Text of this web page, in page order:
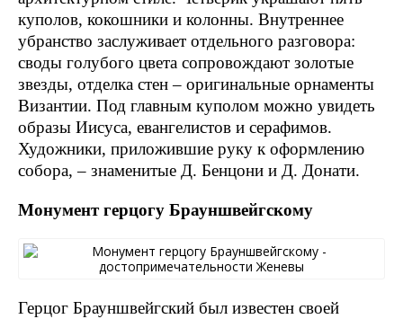
куполов, кокошники и колонны. Внутреннее
убранство заслуживает отдельного разговора:
своды голубого цвета сопровождают золотые
звезды, отделка стен – оригинальные орнаменты
Византии. Под главным куполом можно увидеть
образы Иисуса, евангелистов и серафимов.
Художники, приложившие руку к оформлению
собора, – знаменитые Д. Бенцони и Д. Донати.
Монумент герцогу Брауншвейгскому
Герцог Брауншвейгский был известен своей